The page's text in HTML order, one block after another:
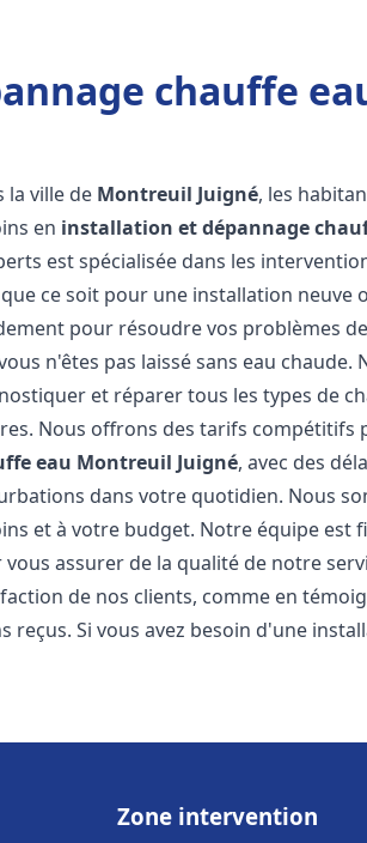
chauffe
la ville de Montreuil Juigné, les
en installation et dépannage
est spécialisée dans les
ce soit pour une installation
pour résoudre vos problèmes
n'êtes pas laissé sans eau
et réparer tous les types de
Nous offrons des tarifs compétitifs
eau Montreuil Juigné, avec des
dans votre quotidien. Nous
et à votre budget. Notre équipe est
vous assurer de la qualité de notre
de nos clients, comme en
reçus. Si vous avez besoin d'une
Zone intervention